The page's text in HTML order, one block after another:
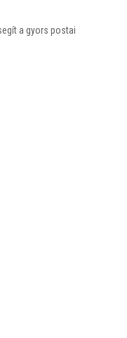
a gyors postai